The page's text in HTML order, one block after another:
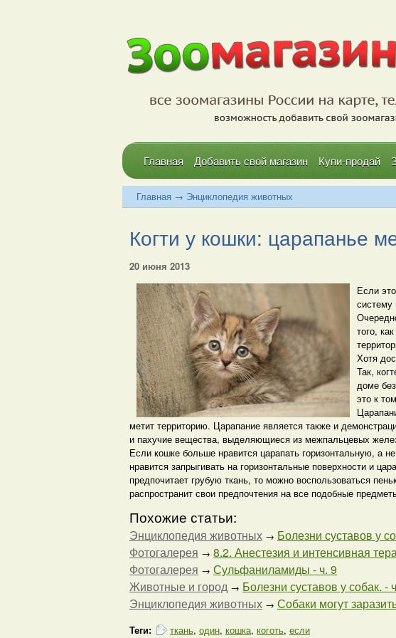
Главная Добавить свой магазин Купи-продай
Главная → Энциклопедия животных
Когти у кошки: царапанье
20 июня 2013
Если
систему
того,
Хотя
Так,
доме
это к
метит территорию. Царапание является также и
и пахучие вещества, выделяющиеся из межпальцевых
Если кошке больше нравится царапать горизонтальную, а
нравится запрыгивать на горизонтальные поверхности и
предпочитает грубую ткань, то можно воспользоваться
распространит свои предпочтения на все подобные
Похожие статьи:
Энциклопедия животных → Болезни суставов у
Фотогалерея → 8.2. Анестезия и интенсивная
Фотогалерея → Сульфаниламиды - ч. 9
Животные и город → Болезни суставов у собак. -
Энциклопедия животных → Собаки могут
Теги: ткань, один, кошка, коготь, если